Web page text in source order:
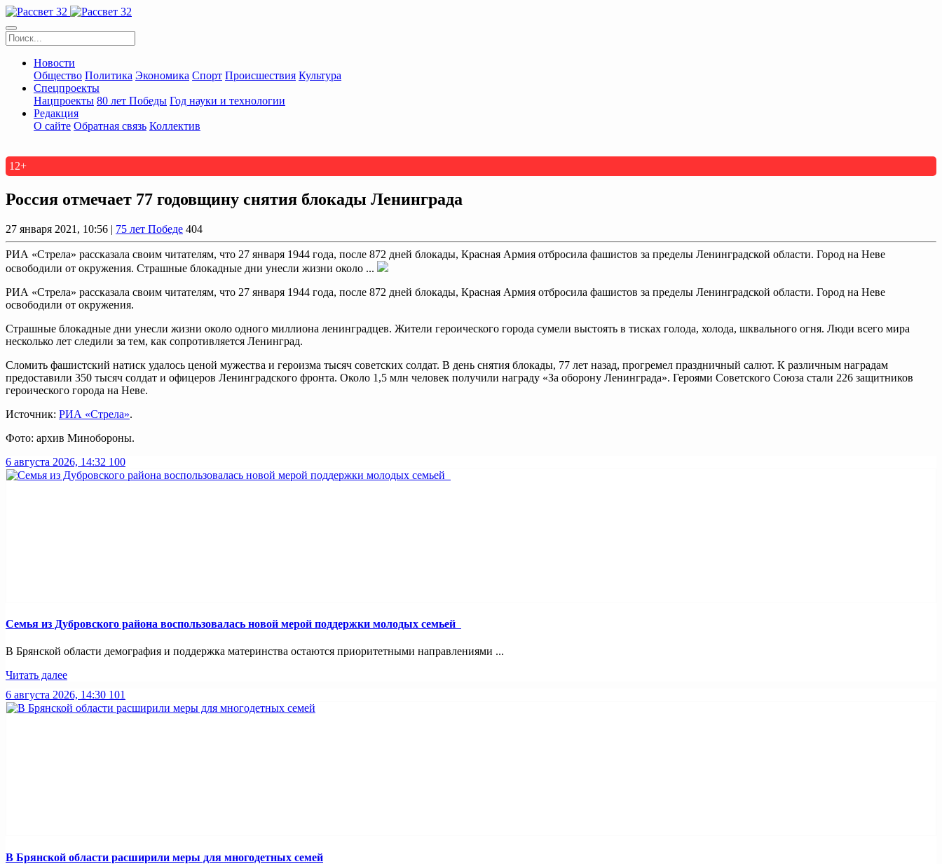
Новости
Общество Политика Экономика Спорт Происшествия Культура
Спецпроекты
Нацпроекты 80 лет Победы Год науки и технологии
Редакция
О сайте Обратная связь Коллектив
12+
Россия отмечает 77 годовщину снятия блокады Ленинграда
27 января 2021, 10:56 | 75 лет Победе 404
РИА «Стрела» рассказала своим читателям, что 27 января 1944 года, после 872 дней блокады, Красная Армия отбросила фашистов за пределы Ленинградской области. Город на Неве
освободили от окружения. Страшные блокадные дни унесли жизни около ...
РИА «Стрела» рассказала своим читателям, что 27 января 1944 года, после 872 дней блокады, Красная Армия отбросила фашистов за пределы Ленинградской области. Город на Неве
освободили от окружения.
Страшные блокадные дни унесли жизни около одного миллиона ленинградцев. Жители героического города сумели выстоять в тисках голода, холода, шквального огня. Люди всего мира
несколько лет следили за тем, как сопротивляется Ленинград.
Сломить фашистский натиск удалось ценой мужества и героизма тысяч советских солдат. В день снятия блокады, 77 лет назад, прогремел праздничный салют. К различным наградам
предоставили 350 тысяч солдат и офицеров Ленинградского фронта. Около 1,5 млн человек получили награду «За оборону Ленинграда». Героями Советского Союза стали 226 защитников
героического города на Неве.
Источник: РИА «Стрела».
Фото: архив Минобороны.
6 августа 2026, 14:32 100
Семья из Дубровского района воспользовалась новой мерой поддержки молодых семьей
В Брянской области демография и поддержка материнства остаются приоритетными направлениями ...
Читать далее
6 августа 2026, 14:30 101
В Брянской области расширили меры для многодетных семей